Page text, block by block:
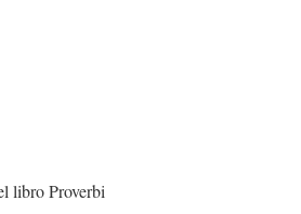
libro Proverbi